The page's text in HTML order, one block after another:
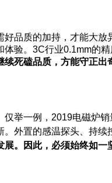
品质的加持，才能大放
验。 3C行业0.1mm的
续死磕品质，方能守正出
仅举一例，2019电磁炉
。外置的感温探头、持
。
因此， 必须始终如一